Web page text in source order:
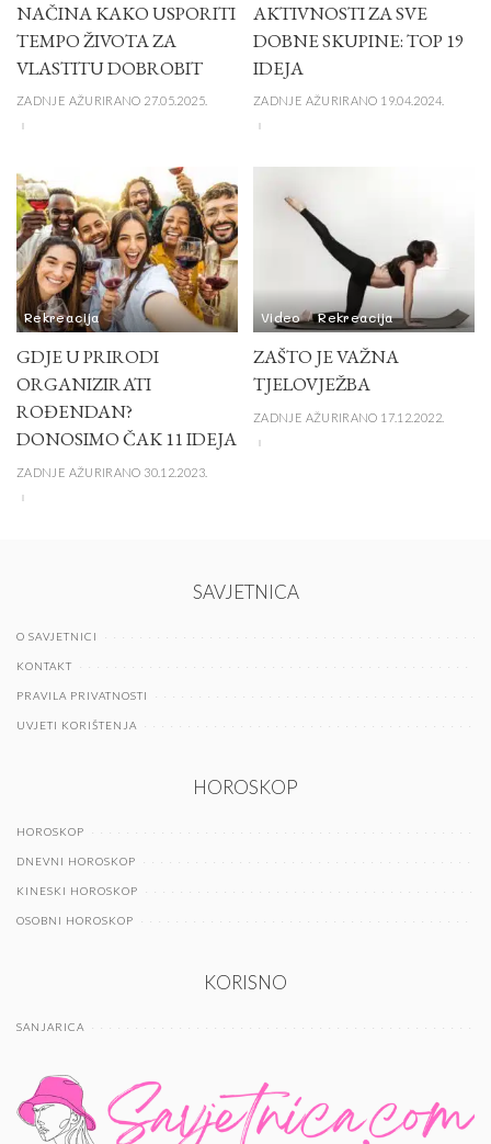
NAČINA KAKO USPORITI
TEMPO ŽIVOTA ZA
VLASTITU DOBROBIT
ZADNJE AŽURIRANO 27.05.2025.
AKTIVNOSTI ZA SVE
DOBNE SKUPINE: TOP 19
IDEJA
ZADNJE AŽURIRANO 19.04.2024.
Rekreacija
GDJE U PRIRODI
ORGANIZIRATI
ROĐENDAN?
DONOSIMO ČAK 11 IDEJA
ZADNJE AŽURIRANO 30.12.2023.
Video Rekreacija
ZAŠTO JE VAŽNA
TJELOVJEŽBA
ZADNJE AŽURIRANO 17.12.2022.
SAVJETNICA
O SAVJETNICI
KONTAKT
PRAVILA PRIVATNOSTI
UVJETI KORIŠTENJA
HOROSKOP
HOROSKOP
DNEVNI HOROSKOP
KINESKI HOROSKOP
OSOBNI HOROSKOP
KORISNO
SANJARICA